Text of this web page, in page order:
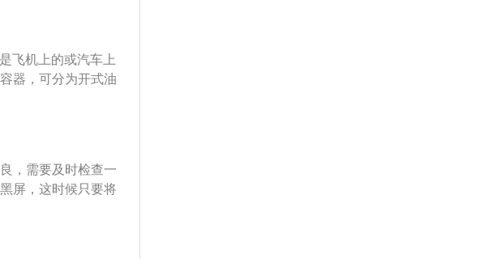
开到合适。 电磁干
都可能造成电磁干
量没有；而且音量
拔一下音箱插头，
飞机上的或汽车上
器，可分为开式油
艾瑞泽5搭载1。5
长宽高分别为4572
艾瑞泽5的内饰设计
。，需要及时检查一
屏，这时候只要将
：简介：仪表盘ins
仪表盘可带外照